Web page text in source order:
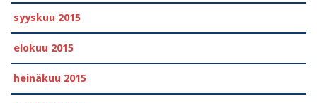
syyskuu 2015
elokuu 2015
heinäkuu 2015